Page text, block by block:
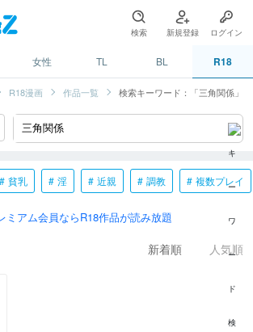
検索 新規登録 ログイン
女性 TL BL R18
R18漫画 作品一覧 検索キーワード：「三角関係」
貧乳 淫 近親 調教 複数プレイ
新着順 人気順